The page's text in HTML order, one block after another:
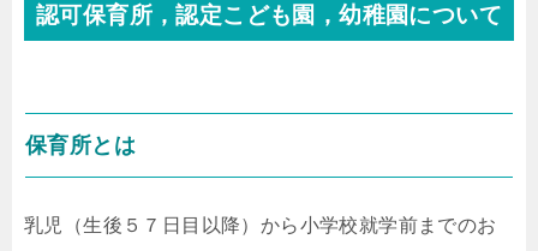
認可保育所，認定こども園，幼稚園について
保育所とは
乳児（生後５７日目以降）から小学校就学前までのお